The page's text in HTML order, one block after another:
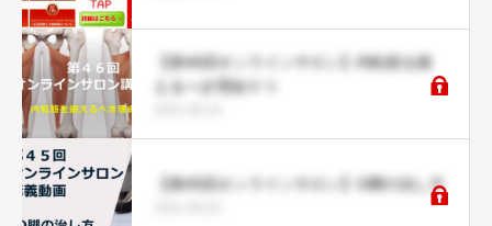
【第46回オンラインサロン】内転筋を鍛
えるべき理由５つ
【第45回オンラインサロン】O脚の治し方